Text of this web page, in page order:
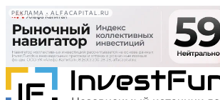
РЕКЛАМА • ALFACAPITAL.RU